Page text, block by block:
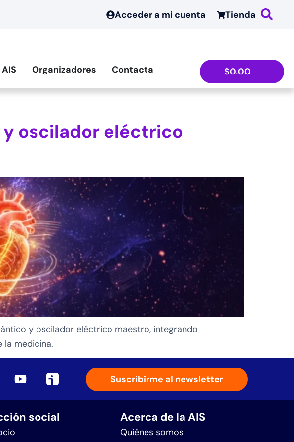
Acceder a mi cuenta Tienda
Organizadores Contacta $0.00
y oscilador eléctrico
y oscilador eléctrico maestro, integrando
la medicina.
Suscribirme al newsletter
social Acerca de la AIS
Quiénes somos